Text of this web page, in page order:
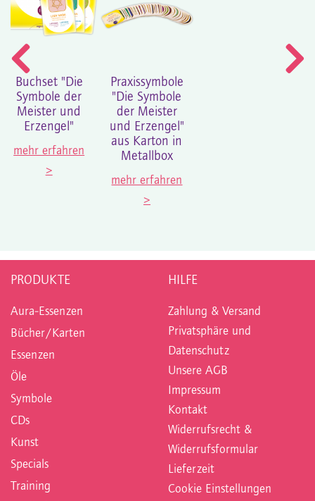
Buchset "Die
Symbole der
Meister und
Erzengel"
mehr erfahren
>
Praxissymbole
"Die Symbole
der Meister
und Erzengel"
aus Karton in
Metallbox
mehr erfahren
>
PRODUKTE
Aura-Essenzen
Bücher/Karten
Essenzen
Öle
Symbole
CDs
Kunst
Specials
Training
HILFE
Zahlung & Versand
Privatsphäre und
Datenschutz
Unsere AGB
Impressum
Kontakt
Widerrufsrecht &
Widerrufsformular
Lieferzeit
Cookie Einstellungen